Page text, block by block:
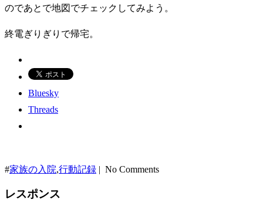
のであとで地図でチェックしてみよう。
終電ぎりぎりで帰宅。
Bluesky
Threads
#家族の入院,行動記録 | No Comments
レスポンス